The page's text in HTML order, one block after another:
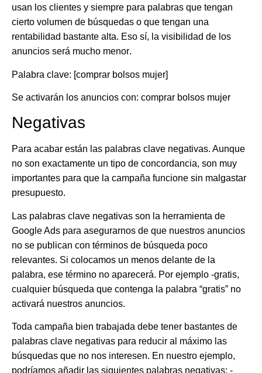
usan los clientes y siempre para palabras que tengan
cierto volumen de búsquedas o que tengan una
rentabilidad bastante alta. Eso sí, la visibilidad de los
anuncios será mucho menor.
Palabra clave: [comprar bolsos mujer]
Se activarán los anuncios con: comprar bolsos mujer
Negativas
Para acabar están las palabras clave negativas. Aunque
no son exactamente un tipo de concordancia, son muy
importantes para que la campaña funcione sin malgastar
presupuesto.
Las palabras clave negativas son la herramienta de
Google Ads para asegurarnos de que nuestros anuncios
no se publican con términos de búsqueda poco
relevantes. Si colocamos un menos delante de la
palabra, ese término no aparecerá. Por ejemplo -gratis,
cualquier búsqueda que contenga la palabra “gratis” no
activará nuestros anuncios.
Toda campaña bien trabajada debe tener bastantes de
palabras clave negativas para reducir al máximo las
búsquedas que no nos interesen. En nuestro ejemplo,
podríamos añadir las siguientes palabras negativas: -